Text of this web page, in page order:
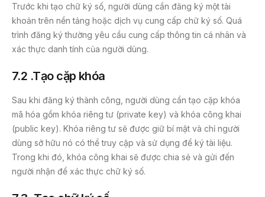
Trước khi tạo chữ ký số, người dùng cần đăng ký một tài
khoản trên nền tảng hoặc dịch vụ cung cấp chữ ký số. Quá
trình đăng ký thường yêu cầu cung cấp thông tin cá nhân và
xác thực danh tính của người dùng.
7.2 .Tạo cặp khóa
Sau khi đăng ký thành công, người dùng cần tạo cặp khóa
mã hóa gồm khóa riêng tư (private key) và khóa công khai
(public key). Khóa riêng tư sẽ được giữ bí mật và chỉ người
dùng sở hữu nó có thể truy cập và sử dụng để ký tài liệu.
Trong khi đó, khóa công khai sẽ được chia sẻ và gửi đến
người nhận để xác thực chữ ký số.